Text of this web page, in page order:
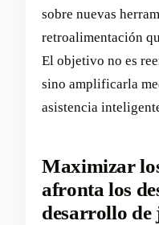
sobre nuevas
retroalimentación
El objetivo no es
sino amplificarla
asistencia
Maximizar
afronta los
desarrollo de